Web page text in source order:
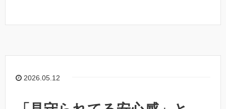
2026.05.12